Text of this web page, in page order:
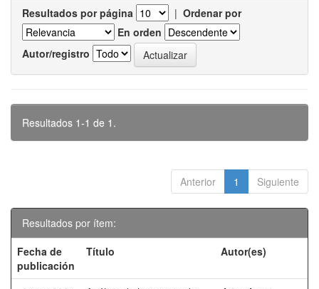
Resultados por página | Ordenar por
En orden
Autor/registro
Resultados 1-1 de 1.
Anterior 1 Siguiente
Resultados por ítem:
Fecha de
publicación
Título Autor(es)